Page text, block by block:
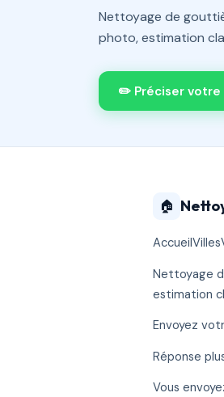
Nettoyage de
photo, estimation
✏️ Préciser votre
🏠
Nettoyage
estimation
Envoyez
Réponse
Vous